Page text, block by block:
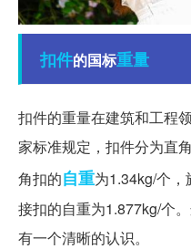
扣件的国标重量
扣件的重量在建筑和工程
家标准规定，扣件分为直
角扣的自重为1.34kg/个
接扣的自重为1.877kg/个
有一个清晰的认识。